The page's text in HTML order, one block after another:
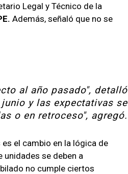
Legal y Técnico de la
Además, señaló que no se
al año pasado", detalló
y las expectativas se
o en retroceso", agregó.
el cambio en la lógica de
unidades se deben a
no cumple ciertos